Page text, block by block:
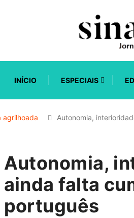
INÍCIO ESPECIAIS
agrilhoada Autonomia,
Autonomia,
ainda falta
português